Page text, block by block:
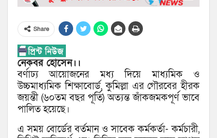
Share
নেকবর হোসেন।।
বর্ণাঢ্য আয়োজনের মধ্য দিয়ে মাধ্যমিক ও
উচ্চমাধ্যমিক শিক্ষাবোর্ড, কুমিল্লা এর গৌরবের হীরক
জয়ন্তী (৬০তম বছর পূর্তি) অত্যন্ত জাঁকজমকপূর্ণ ভাবে
পালিত হয়েছে।
এ সময় বোর্ডের বর্তমান ও সাবেক কর্মকর্তা- কর্মচারী,